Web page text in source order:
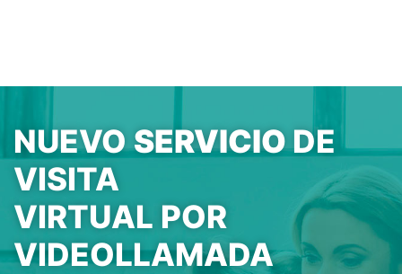
NUEVOSERVICIODE
VISITA
VIRTUAL POR
VIDEOLLAMADA